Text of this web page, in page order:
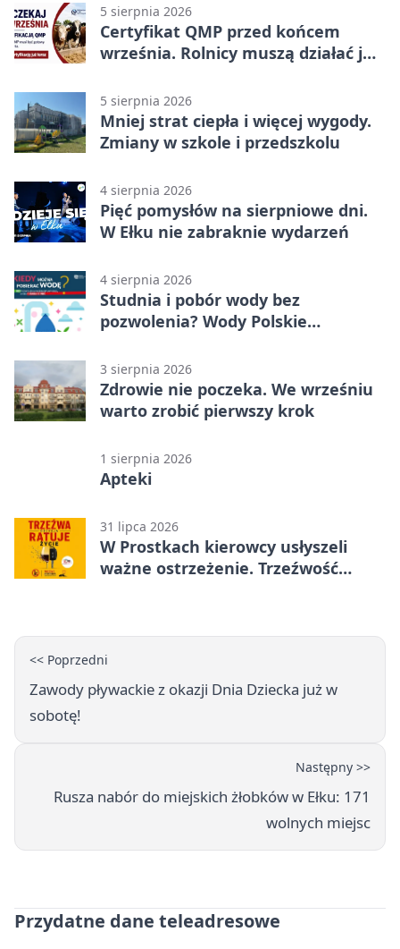
5 sierpnia 2026
Certyfikat QMP przed końcem
września. Rolnicy muszą działać już
5 sierpnia 2026
Mniej strat ciepła i więcej wygody.
Zmiany w szkole i przedszkolu
4 sierpnia 2026
Pięć pomysłów na sierpniowe dni.
W Ełku nie zabraknie wydarzeń
4 sierpnia 2026
Studnia i pobór wody bez
pozwolenia? Wody Polskie
3 sierpnia 2026
Zdrowie nie poczeka. We wrześniu
warto zrobić pierwszy krok
1 sierpnia 2026
Apteki
31 lipca 2026
W Prostkach kierowcy usłyszeli
ważne ostrzeżenie. Trzeźwość
<< Poprzedni
Zawody pływackie z okazji Dnia Dziecka już w
sobotę!
Następny >>
Rusza nabór do miejskich żłobków w Ełku: 171
wolnych miejsc
Przydatne dane teleadresowe